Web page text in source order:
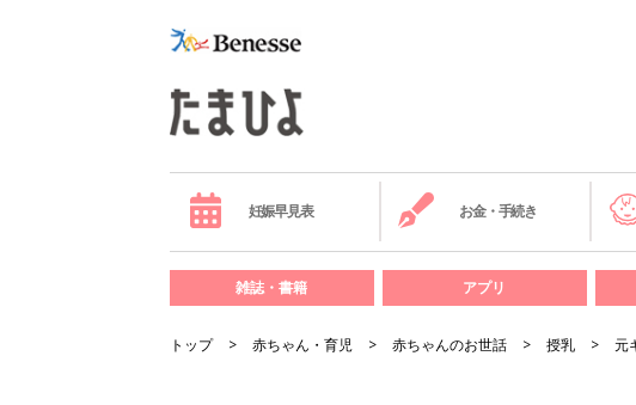
妊娠早見表 お金・手続き
雑誌・書籍 アプリ
トップ 赤ちゃん・育児 赤ちゃんのお世話 授乳 元